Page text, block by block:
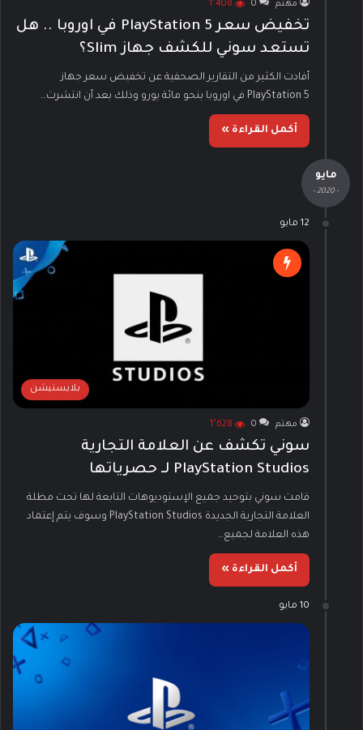
مهتم 0 1٬408
تخفيض سعر PlayStation 5 في اوروبا .. هل
تستعد سوني للكشف جهاز Slim؟
أفادت الكثير من التقارير الصحفية عن تخفيض سعر جهاز
PlayStation 5 في اوروبا بنحو مائة يورو وذلك بعد أن انتشرت…
أكمل القراءة »
مايو
- 2020 -
12 مايو
بلايستيشن
مهتم 0 1٬628
سوني تكشف عن العلامة التجارية
PlayStation Studios لـ حصرياتها
قامت سوني بتوحيد جميع الإستوديوهات التابعة لها تحت مظلة
العلامة التجارية الجديدة PlayStation Studios وسوف يتم إعتماد
هذه العلامة لجميع…
أكمل القراءة »
10 مايو